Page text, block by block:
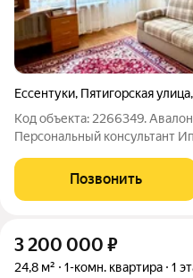
Ессентуки, Пятигорская улица,
Код объекта: 2266349.
Персональный консультант
школой и детским садом. Комфортный третий этаж. Вид на
зеленый тихий двор.
Позвонить
3 200 000 ₽
24,8 м² 1-комн. квартира 1